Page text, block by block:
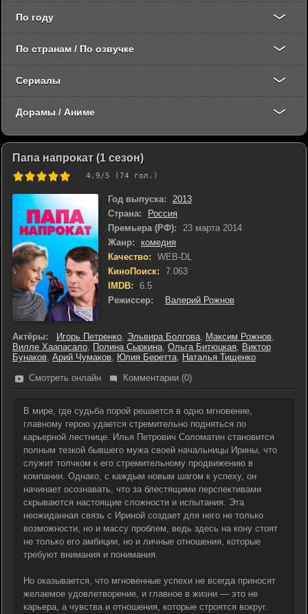
Папа напрокат (1 сезон)
4.9/5 (74 гол.)
Год выпуска:
2013
Страна:
Россия
Премьера (РФ):
23 марта 2014
Жанр:
комедия
Качество:
WEB-DL
КиноПоиск:
7.063
IMDB:
6.5
Режиссер:
Валерий Рожнов
Актёры: Игорь Петренко, Эльвира Болгова, Максим Рожнов,
Вилле Хаапасало, Полина Сыркина, Ольга Битюцкая, Виктор
Бунаков, Арий Чумаков, Юлия Беретта, Наталья Тищенко
Смотреть онлайн
Комментарии (0)
В мире, где судьба порой решается в одно мгновение,
главному герою удается стремительно подняться по
карьерной лестнице. Илья Петрович Соломатин становится
полным тезкой бывшего мужа своей начальницы Ирины, что
служит толчком к его стремительному продвижению в
компании. Однако, с каждым новым шагом к успеху, он
начинает осознавать, что за блестящими перспективами
скрываются настоящие сложности и испытания. Эта
неожиданная связь с Ириной создает для него не только
возможности, но и массу проблем, ведь здесь на кону стоят
не только его амбиции, но и личные отношения, которые
требуют внимания и понимания.
Но оказывается, что мгновенные успехи не всегда приносят
желаемое удовлетворение, и главное в жизни — это не
карьера, а чувства и отношения, которые строятся вокруг.
По году
По странам / По озвучке
Сериалы
Дорамы / Аниме